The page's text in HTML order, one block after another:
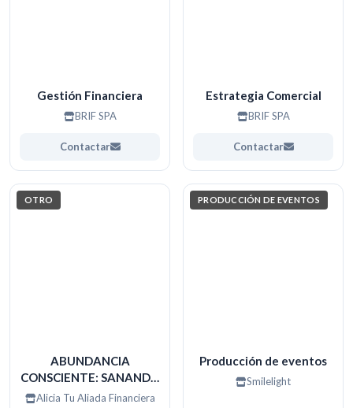
Gestión Financiera
BRIF SPA
Contactar
Estrategia Comercial
BRIF SPA
Contactar
OTRO
ABUNDANCIA
CONSCIENTE: SANANDO
Y ORGANIZANDO TU
Alicia Tu Aliada Financiera
PRODUCCIÓN DE EVENTOS
Producción de eventos
Smilelight